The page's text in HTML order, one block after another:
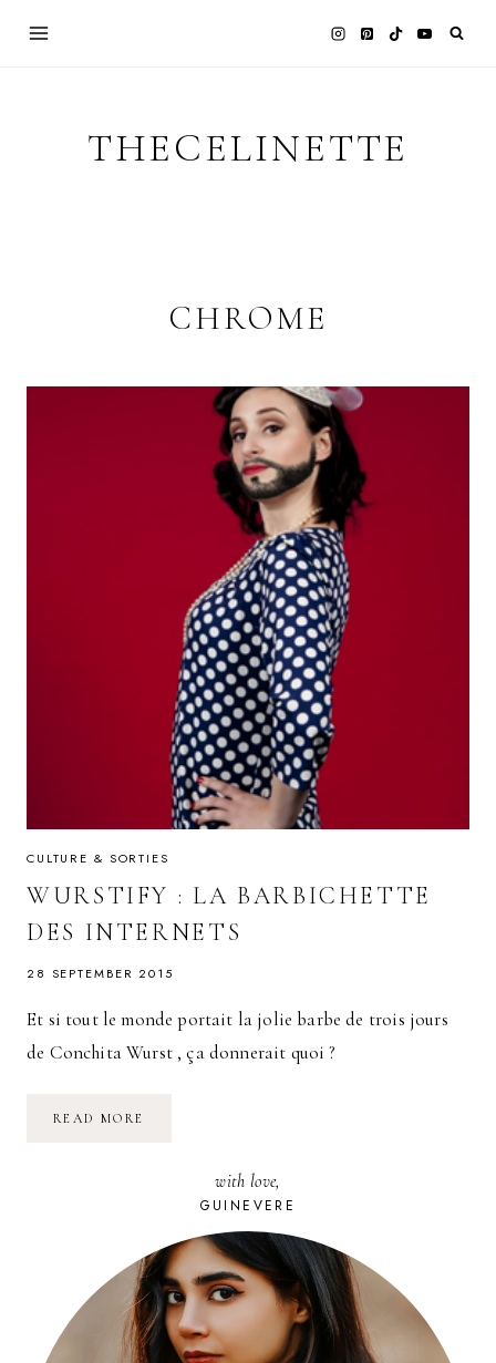
THECELINETTE
CHROME
CULTURE & SORTIES
WURSTIFY : LA BARBICHETTE
DES INTERNETS
28 SEPTEMBER 2015
Et si tout le monde portait la jolie barbe de trois jours
de Conchita Wurst , ça donnerait quoi ?
READ MORE
with love,
GUINEVERE